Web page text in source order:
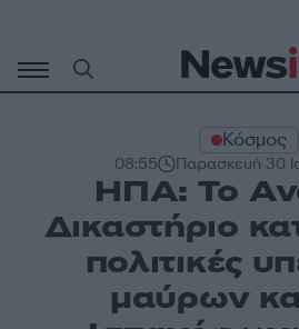
περιεχόμενο
Κόσμος
08:55 Παρασκευή 30
ΗΠΑ: Το
Δικαστήριο
πολιτικές
μαύρων